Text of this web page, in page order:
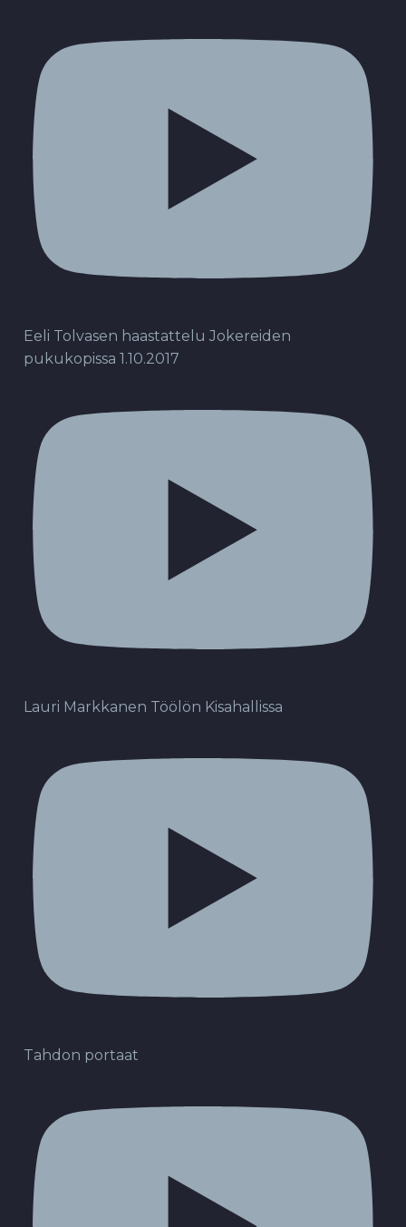
Eeli Tolvasen haastattelu Jokereiden
pukukopissa 1.10.2017
Lauri Markkanen Töölön Kisahallissa
Tahdon portaat